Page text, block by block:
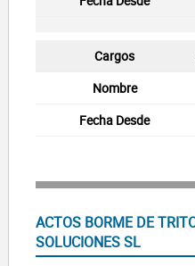
ACTOS BORME DE
SOLUCIONES SL